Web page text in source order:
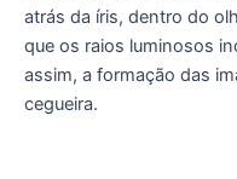
atrás da íris, dentro do
que os raios luminosos
assim, a formação das
cegueira.